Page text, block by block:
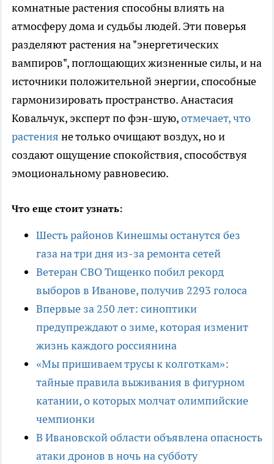
комнатные растения способны влиять на
атмосферу дома и судьбы людей. Эти поверья
разделяют растения на "энергетических
вампиров", поглощающих жизненные силы, и на
источники положительной энергии, способные
гармонизировать пространство. Анастасия
Ковальчук, эксперт по фэн-шую,отмечает, что
растения не только очищают воздух, но и
создают ощущение спокойствия, способствуя
эмоциональному равновесию.
Что еще стоит узнать:
Шесть районов Кинешмы останутся без
газа на три дня из-за ремонта сетей
Ветеран СВО Тищенко побил рекорд
выборов в Иванове, получив 2293 голоса
Впервые за 250 лет: синоптики
предупреждают о зиме, которая изменит
жизнь каждого россиянина
«Мы пришиваем трусы к колготкам»:
тайные правила выживания в фигурном
катании, о которых молчат олимпийские
чемпионки
В Ивановской области объявлена опасность
атаки дронов в ночь на субботу